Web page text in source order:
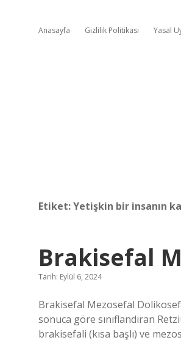
Anasayfa Gizlilik Politikası Yasal
Etiket:Yetişkin bir insanın
Brakisefal
Tarih: Eylül 6, 2024
Brakisefal Mezosefal
sonuca göre sınıflandıran
brakisefali (kısa başlı) ve